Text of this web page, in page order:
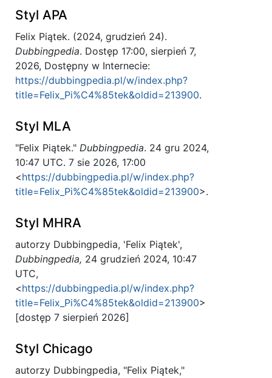
Styl APA
Felix Piątek. (2024, grudzień 24).
Dubbingpedia. Dostęp 17:00, sierpień 7,
2026, Dostępny w Internecie:
https://dubbingpedia.pl/w/index.php?
title=Felix_Pi%C4%85tek&oldid=213900.
Styl MLA
"Felix Piątek." Dubbingpedia. 24 gru 2024,
10:47 UTC. 7 sie 2026, 17:00
<https://dubbingpedia.pl/w/index.php?
title=Felix_Pi%C4%85tek&oldid=213900>.
Styl MHRA
autorzy Dubbingpedia, 'Felix Piątek',
Dubbingpedia, 24 grudzień 2024, 10:47
UTC,
<https://dubbingpedia.pl/w/index.php?
title=Felix_Pi%C4%85tek&oldid=213900>
[dostęp 7 sierpień 2026]
Styl Chicago
autorzy Dubbingpedia, "Felix Piątek,"